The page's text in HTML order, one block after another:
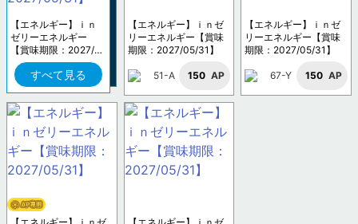
【エネルギー】ｉｎ
ゼリーエネルギー
【賞味期限：2027/0
5/31】
すべて見る
【エネルギー】ｉｎゼ
リーエネルギー【賞味
期限：2027/05/31】
51-A 150 AP
【エネルギー】ｉｎゼ
リーエネルギー【賞味
期限：2027/05/31】
67-Y 150 AP